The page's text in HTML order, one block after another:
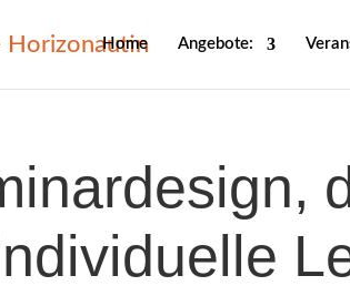
Home Angebote: